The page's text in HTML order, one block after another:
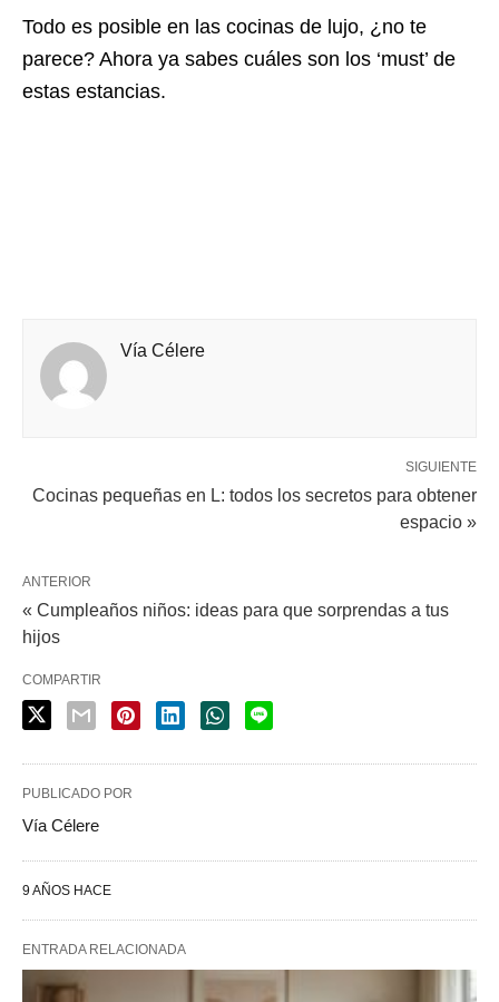
Todo es posible en las cocinas de lujo, ¿no te
parece? Ahora ya sabes cuáles son los ‘must’ de
estas estancias.
Vía Célere
SIGUIENTE
Cocinas pequeñas en L: todos los secretos para obtener
espacio »
ANTERIOR
« Cumpleaños niños: ideas para que sorprendas a tus
hijos
COMPARTIR
PUBLICADO POR
Vía Célere
9 AÑOS HACE
ENTRADA RELACIONADA